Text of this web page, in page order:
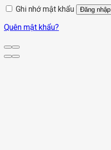
Ghi nhớ mật khẩu
Đăng nhập
Quên mật khẩu?